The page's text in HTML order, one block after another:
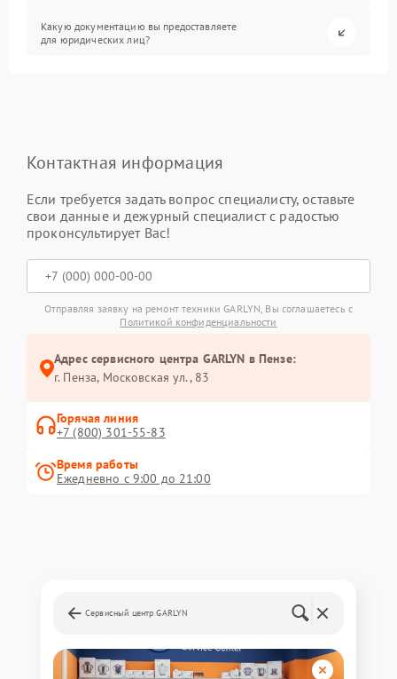
Какую документацию вы предоставляете
для юридических лиц?
Контактная информация
Если требуется задать вопрос специалисту, оставьте
свои данные и дежурный специалист с радостью
проконсультирует Вас!
Отправляя заявку на ремонт техники GARLYN, Вы соглашаетесь с
Политикой конфиденциальности
Адрес сервисного центра GARLYN в Пензе:
г. Пенза, Московская ул., 83
Горячая линия
+7 (800) 301-55-83
Время работы
Ежедневно с 9:00 до 21:00
Сервисный центр GARLYN